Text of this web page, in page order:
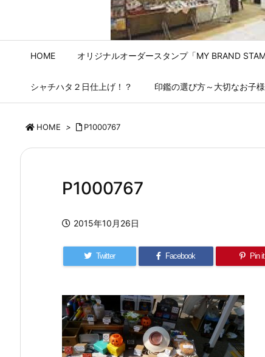
HOME オリジナルオーダースタンプ「MY BRAND
シャチハタ２日仕上げ！？ 印鑑の選び方～大切なお子
HOME > P1000767
P1000767
2015年10月26日
Twitter Facebook Pin it